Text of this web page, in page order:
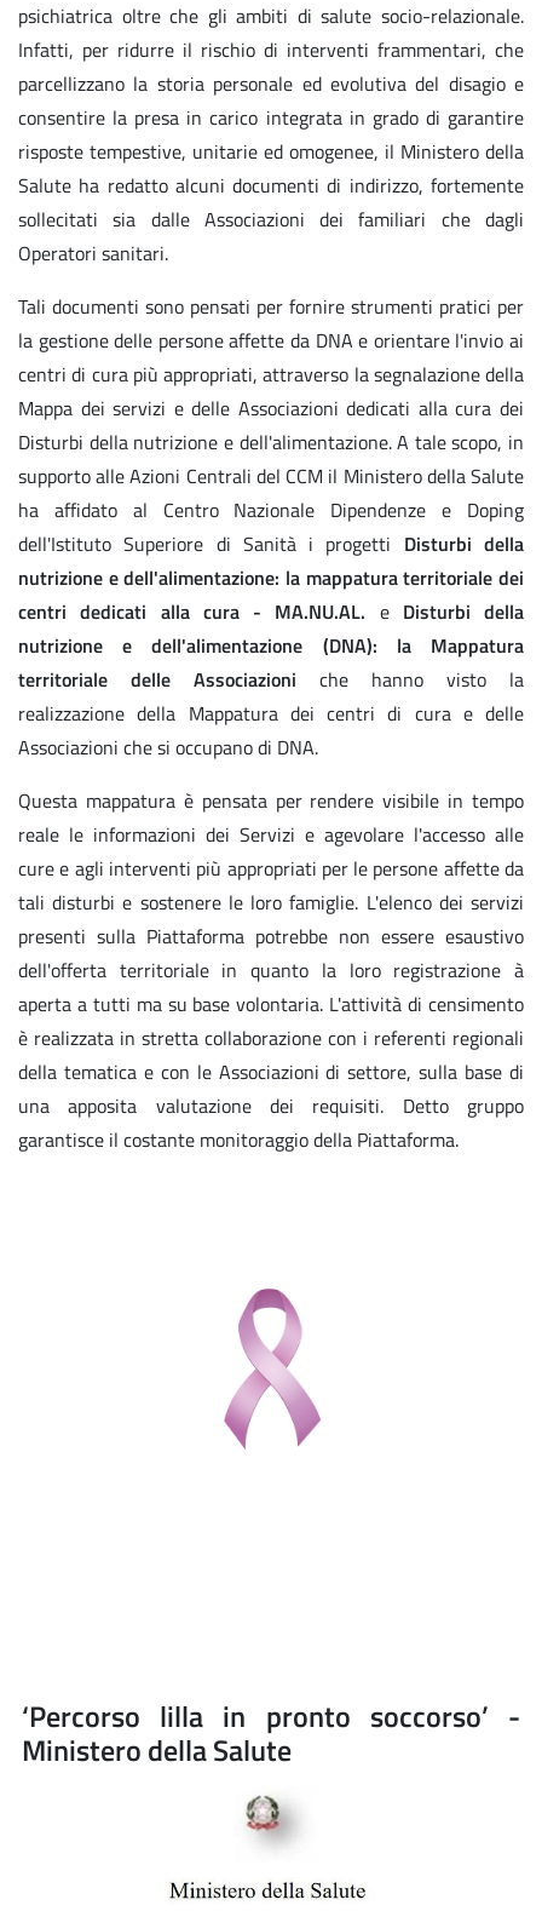
psichiatrica oltre che gli ambiti di salute socio-relazionale.
Infatti, per ridurre il rischio di interventi frammentari, che
parcellizzano la storia personale ed evolutiva del disagio e
consentire la presa in carico integrata in grado di garantire
risposte tempestive, unitarie ed omogenee, il Ministero della
Salute ha redatto alcuni documenti di indirizzo, fortemente
sollecitati sia dalle Associazioni dei familiari che dagli
Operatori sanitari.
Tali documenti sono pensati per fornire strumenti pratici per
la gestione delle persone affette da DNA e orientare l'invio ai
centri di cura più appropriati, attraverso la segnalazione della
Mappa dei servizi e delle Associazioni dedicati alla cura dei
Disturbi della nutrizione e dell'alimentazione. A tale scopo, in
supporto alle Azioni Centrali del CCM il Ministero della Salute
ha affidato al Centro Nazionale Dipendenze e Doping
dell'Istituto Superiore di Sanità i progetti Disturbi della
nutrizione e dell'alimentazione: la mappatura territoriale dei
centri dedicati alla cura - MA.NU.AL. e Disturbi della
nutrizione e dell'alimentazione (DNA): la Mappatura
territoriale delle Associazioni che hanno visto la
realizzazione della Mappatura dei centri di cura e delle
Associazioni che si occupano di DNA.
Questa mappatura è pensata per rendere visibile in tempo
reale le informazioni dei Servizi e agevolare l'accesso alle
cure e agli interventi più appropriati per le persone affette da
tali disturbi e sostenere le loro famiglie. L'elenco dei servizi
presenti sulla Piattaforma potrebbe non essere esaustivo
dell'offerta territoriale in quanto la loro registrazione à
aperta a tutti ma su base volontaria. L'attività di censimento
è realizzata in stretta collaborazione con i referenti regionali
della tematica e con le Associazioni di settore, sulla base di
una apposita valutazione dei requisiti. Detto gruppo
garantisce il costante monitoraggio della Piattaforma.
‘Percorso lilla in pronto soccorso’ -
Ministero della Salute